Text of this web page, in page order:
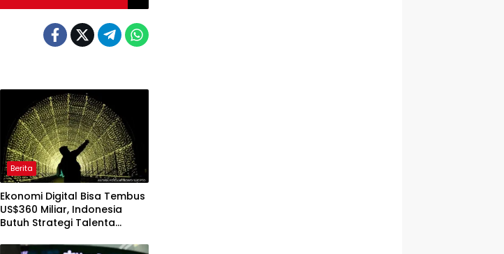
Berita
Ekonomi Digital Bisa Tembus
US$360 Miliar, Indonesia
Butuh Strategi Talenta